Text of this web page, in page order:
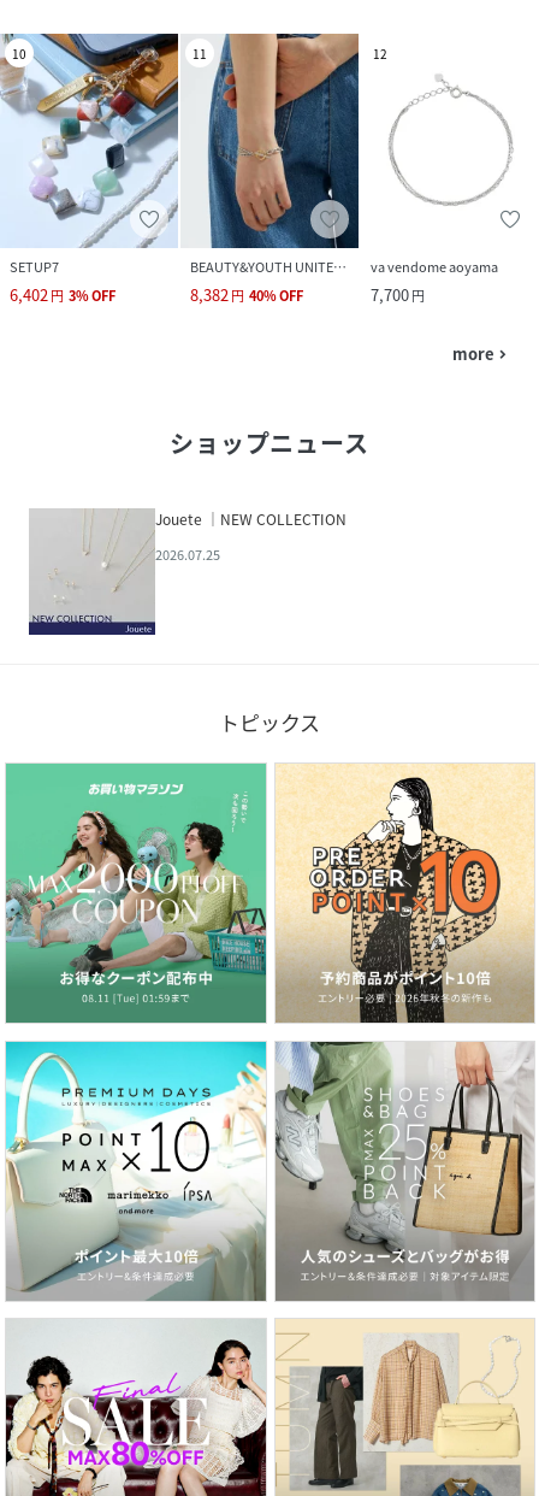
10
SETUP7
6,402円 3%OFF
11
BEAUTY&YOUTH UNITED ARROWS
8,382円 40%OFF
12
va vendome aoyama
7,700円
more navigate_next
ショップニュース
Jouete ｜NEW COLLECTION
2026.07.25
トピックス